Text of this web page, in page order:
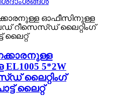
5*2W
ലൈറ്റിംഗ്
ലൈറ്റ്